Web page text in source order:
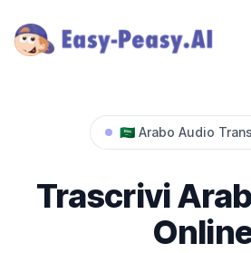
🇸🇦 Arabo Audio
Trascrivi